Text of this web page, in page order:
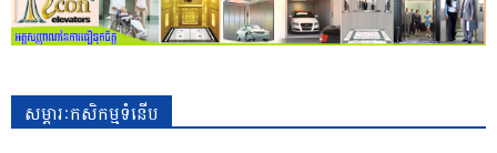
សម្ភារៈកសិកម្មទំនើប